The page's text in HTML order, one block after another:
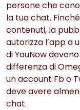
persone che
la tua chat.
contenuti, la
autorizza l’app a
di YouNow
differenza di
un account Fb o
deve avere
chat.